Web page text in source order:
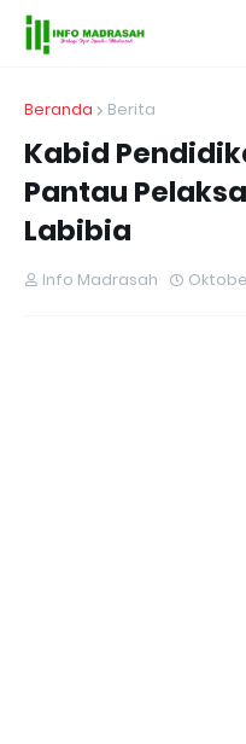
Beranda Berita
Kabid
Pantau
Labibia
Info Madrasah